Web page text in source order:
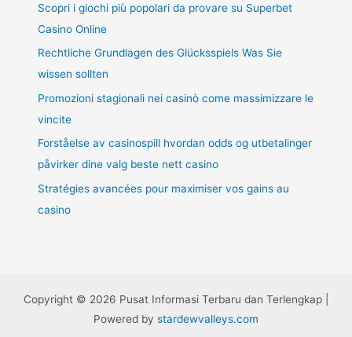
Scopri i giochi più popolari da provare su Superbet
Casino Online
Rechtliche Grundlagen des Glücksspiels Was Sie
wissen sollten
Promozioni stagionali nei casinò come massimizzare le
vincite
Forståelse av casinospill hvordan odds og utbetalinger
påvirker dine valg beste nett casino
Stratégies avancées pour maximiser vos gains au
casino
Copyright © 2026 Pusat Informasi Terbaru dan Terlengkap |
Powered by stardewvalleys.com